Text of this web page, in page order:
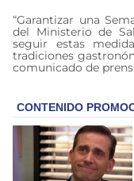
“Garantizar una
del Ministerio de
seguir estas
tradiciones
comunicado de